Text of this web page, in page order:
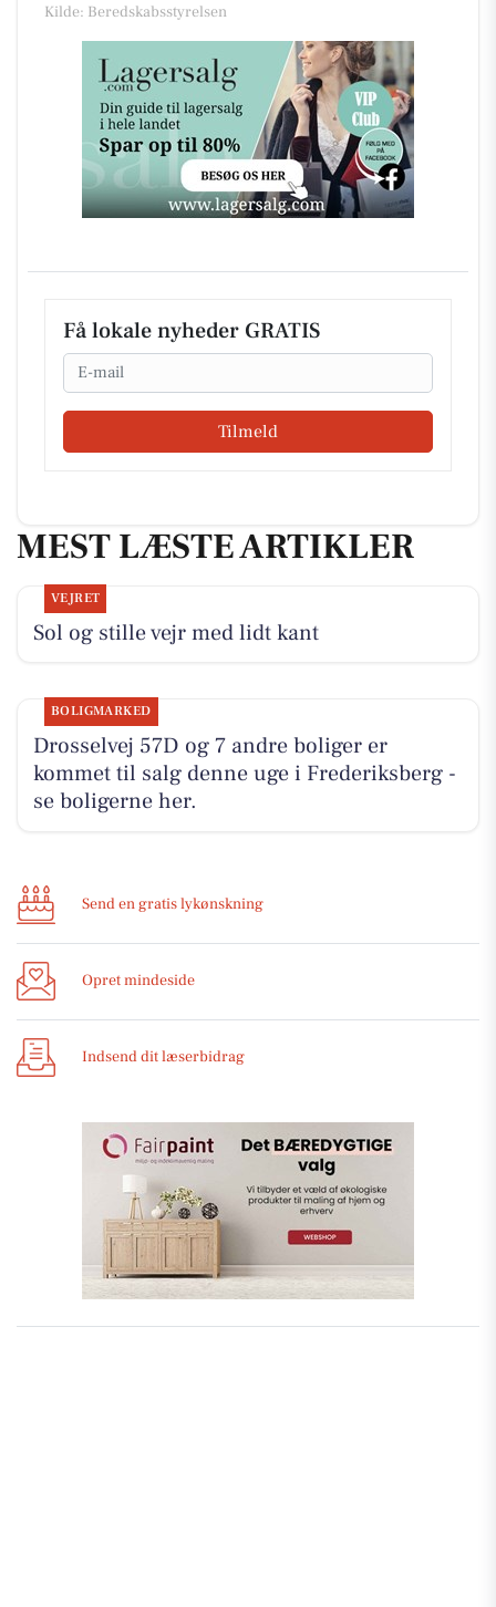
Kilde: Beredskabsstyrelsen
Få lokale nyheder GRATIS
Email
Tilmeld
MEST LÆSTE ARTIKLER
VEJRET
Sol og stille vejr med lidt kant
BOLIGMARKED
Drosselvej 57D og 7 andre boliger er
kommet til salg denne uge i Frederiksberg -
se boligerne her.
Send en gratis lykønskning
Opret mindeside
Indsend dit læserbidrag